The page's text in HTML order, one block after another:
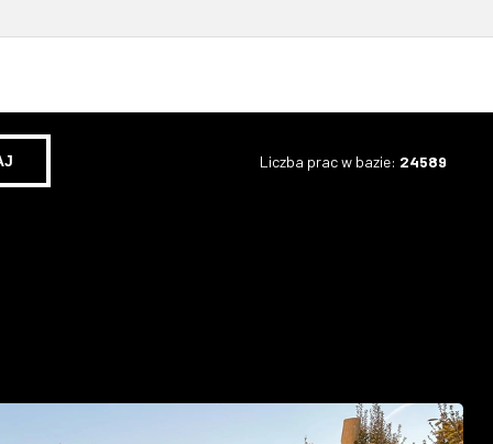
Liczba prac w bazie: 24589